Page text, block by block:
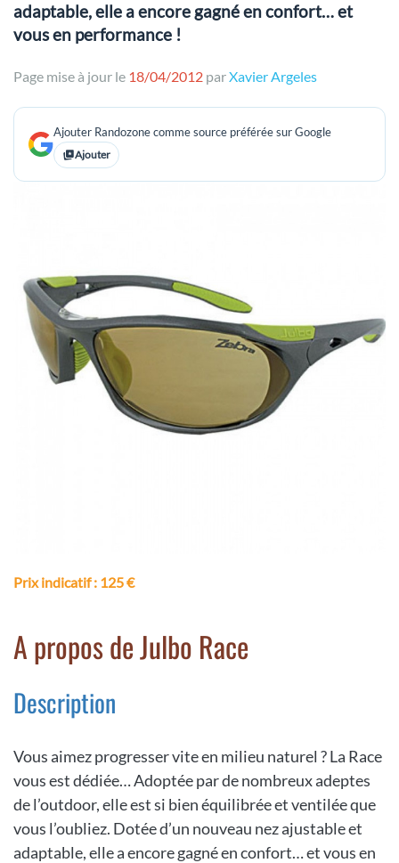
adaptable, elle a encore gagné en confort… et
vous en performance !
Page mise à jour le 18/04/2012 parXavier Argeles
Ajouter Randozone comme source préférée sur Google
Ajouter
Prix indicatif: 125 €
A propos de Julbo Race
Description
Vous aimez progresser vite en milieu naturel ? La Race
vous est dédiée… Adoptée par de nombreux adeptes
de l’outdoor, elle est si bien équilibrée et ventilée que
vous l’oubliez. Dotée d’un nouveau nez ajustable et
adaptable, elle a encore gagné en confort… et vous en